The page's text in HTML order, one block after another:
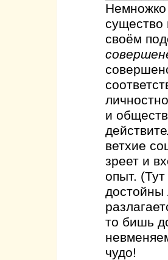
своём
и
ветхие
зреет и
опыт.
достойны
то бишь
чудо!